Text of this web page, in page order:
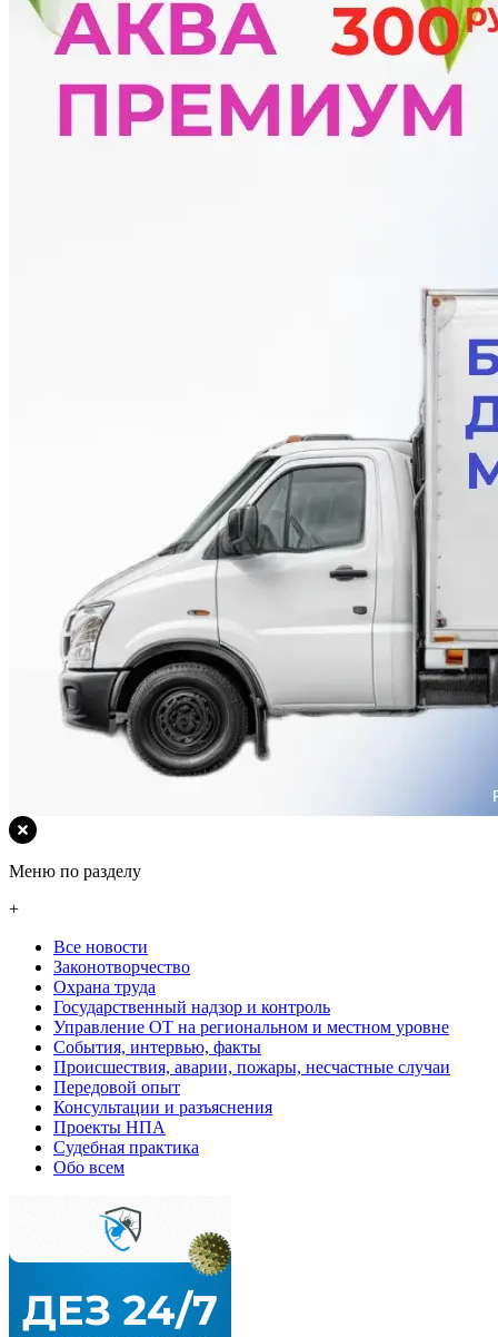
Меню по разделу
+
Все новости
Законотворчество
Охрана труда
Государственный надзор и контроль
Управление ОТ на региональном и местном уровне
События, интервью, факты
Происшествия, аварии, пожары, несчастные случаи
Передовой опыт
Консультации и разъяснения
Проекты НПА
Судебная практика
Обо всем